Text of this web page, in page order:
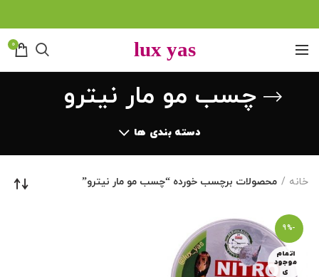
0
چسب مو مار نیترو
دسته بندی ها
خانه محصولات برچسب خورده “چسب مو مار نیترو”
-9%
اتمام
موجود
ی